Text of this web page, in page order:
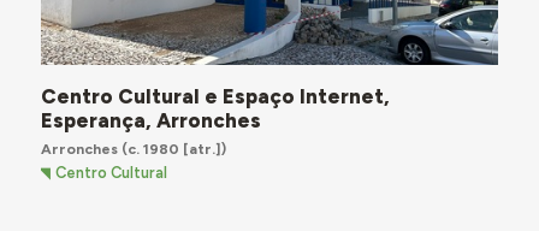
Centro Cultural e Espaço Internet,
Esperança, Arronches
Arronches(c. 1980 [atr.])
Centro Cultural